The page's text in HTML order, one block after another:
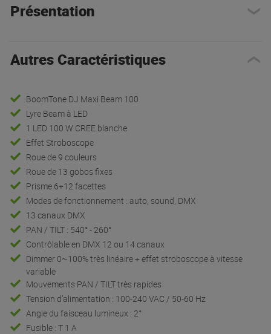
Présentation
Autres Caractéristiques
BoomTone DJ Maxi Beam 100
Lyre Beam à LED
1 LED 100 W CREE blanche
Effet Stroboscope
Roue de 9 couleurs
Roue de 13 gobos fixes
Prisme 6+12 facettes
Modes de fonctionnement : auto, sound, DMX
13 canaux DMX
PAN / TILT : 540° - 260°
Contrôlable en DMX 12 ou 14 canaux
Dimmer 0~100% très linéaire + effet stroboscope à vitesse
variable
Mouvements PAN / TILT très rapides
Tension d’alimentation : 100-240 VAC / 50-60 Hz
Angle du faisceau lumineux : 2°
Fusible : T 1 A